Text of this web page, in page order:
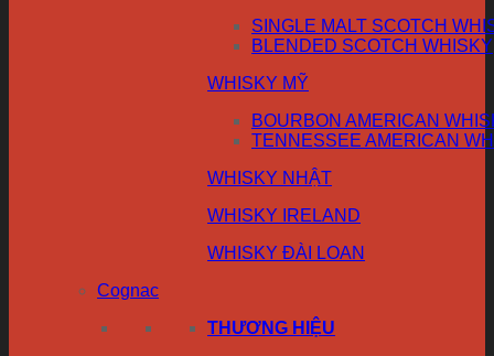
SINGLE MALT SCOTCH
BLENDED SCOTCH WHISKY
WHISKY MỸ
BOURBON AMERICAN
TENNESSEE AMERICAN
WHISKY NHẬT
WHISKY IRELAND
WHISKY ĐÀI LOAN
Cognac
THƯƠNG HIỆU